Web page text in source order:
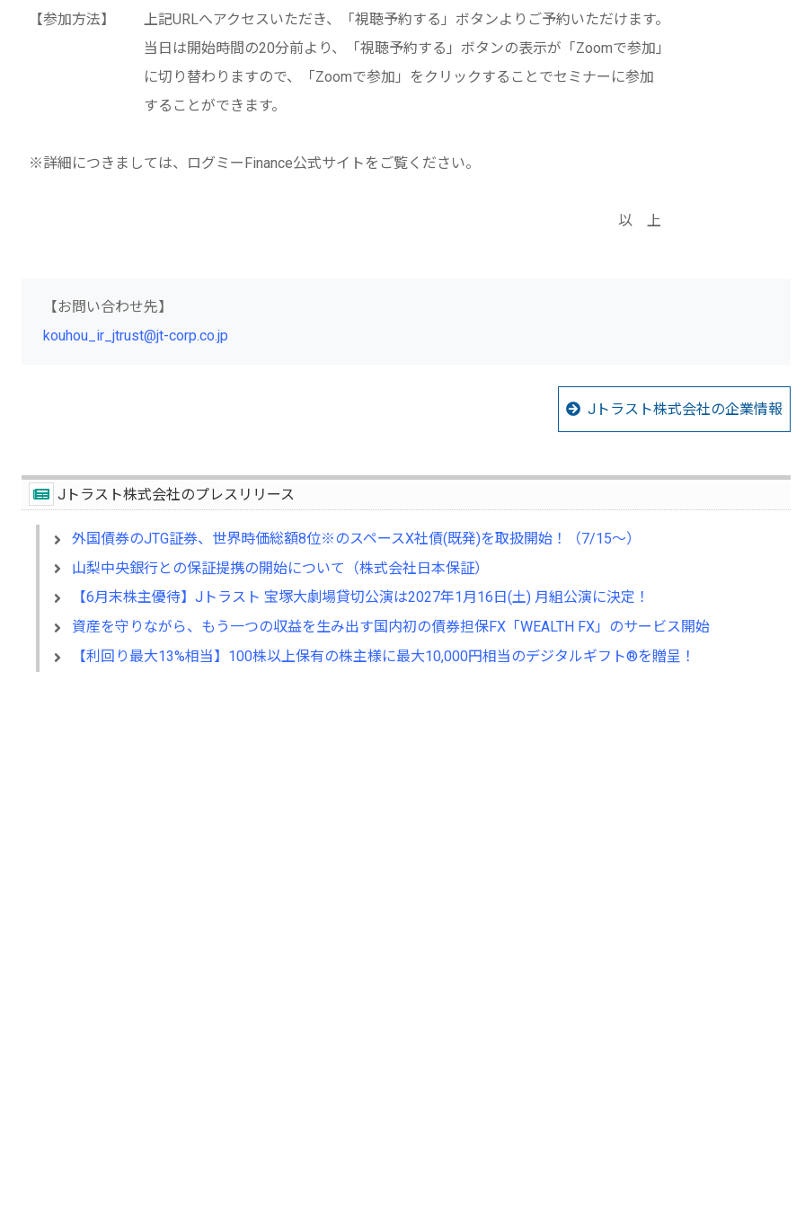
【参加方法】 上記URLへアクセスいただき、「視聴予約する」ボタンよりご予約いただけます。
当日は開始時間の20分前より、「視聴予約する」ボタンの表示が「Zoomで参加」
に切り替わりますので、「Zoomで参加」をクリックすることでセミナーに参加
することができます。
※詳細につきましては、ログミーFinance公式サイトをご覧ください。
以 上
【お問い合わせ先】
kouhou_ir_jtrust@jt-corp.co.jp
Jトラスト株式会社の企業情報
Jトラスト株式会社のプレスリリース
外国債券のJTG証券、世界時価総額8位※のスペースX社債(既発)を取扱開始！（7/15～）
山梨中央銀行との保証提携の開始について（株式会社日本保証）
【6月末株主優待】Jトラスト 宝塚大劇場貸切公演は2027年1月16日(土) 月組公演に決定！
資産を守りながら、もう一つの収益を生み出す国内初の債券担保FX「WEALTH FX」のサービス開始
【利回り最大13%相当】100株以上保有の株主様に最大10,000円相当のデジタルギフト®を贈呈！